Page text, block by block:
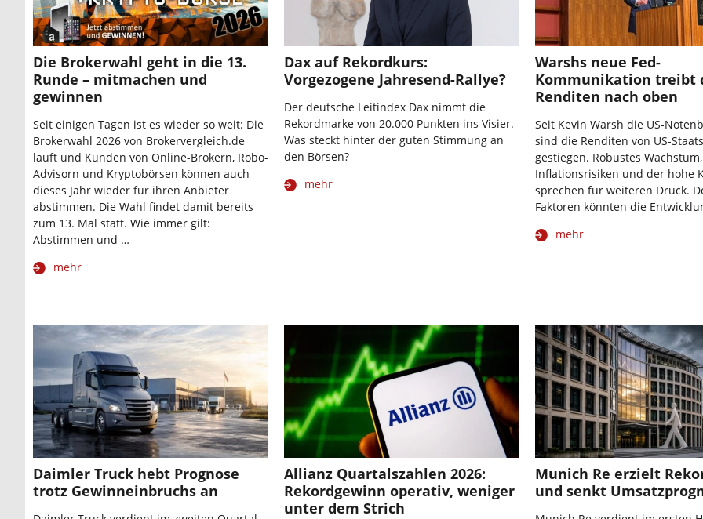
Die Brokerwahl geht in die 13.
Runde – mitmachen und
gewinnen
Seit einigen Tagen ist es wieder so weit: Die
Brokerwahl 2026 von Brokervergleich.de
läuft und Kunden von Online-Brokern, Robo-
Advisorn und Kryptobörsen können auch
dieses Jahr wieder für ihren Anbieter
abstimmen. Die Wahl findet damit bereits
zum 13. Mal statt. Wie immer gilt:
Abstimmen und …
mehr
Dax auf Rekordkurs:
Vorgezogene Jahresend-Rallye?
Der deutsche Leitindex Dax nimmt die
Rekordmarke von 20.000 Punkten ins Visier.
Was steckt hinter der guten Stimmung an
den Börsen?
mehr
Warshs neue Fed-
Kommunikation treibt
Renditen nach oben
Seit Kevin Warsh die US-
sind die Renditen von US-
gestiegen. Robustes Wachstum,
Inflationsrisiken und der hohe
sprechen für weiteren Druck.
Faktoren könnten die
mehr
Daimler Truck hebt Prognose
trotz Gewinneinbruchs an
Allianz Quartalszahlen 2026:
Rekordgewinn operativ, weniger
unter dem Strich
Munich Re erzielt
und senkt